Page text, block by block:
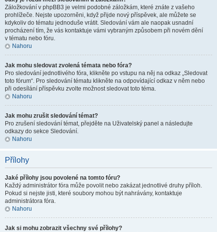
Záložkování v phpBB3 je velmi podobné záložkám, které znáte z vašeho
prohlížeče. Nejste upozorněni, když přijde nový příspěvek, ale můžete se
kdykoliv do tématu jednoduše vrátit. Sledování vám ale naopak usnadní
procházení tím, že vás kontaktuje vámi vybraným způsobem při novém dění
v tématu nebo fóru.
Nahoru
Jak mohu sledovat zvolená témata nebo fóra?
Pro sledování jednotlivého fóra, klikněte po vstupu na něj na odkaz „Sledovat
toto fórum“. Pro sledování tématu klikněte na odpovídající odkaz v něm nebo
při odesílání příspěvku zvolte možnost sledovat toto téma.
Nahoru
Jak mohu zrušit sledování témat?
Pro zrušení sledování témat, přejděte na Uživatelský panel a následujte
odkazy do sekce Sledování.
Nahoru
Přílohy
Jaké přílohy jsou povolené na tomto fóru?
Každý administrátor fóra může povolit nebo zakázat jednotlivé druhy příloh.
Pokud si nejste jisti, které soubory mohou být nahrávány, kontaktuje
administrátora fóra.
Nahoru
Jak si mohu zobrazit všechny své přílohy?